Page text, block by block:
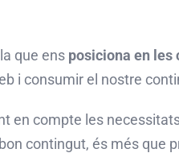
que ens posiciona en les
i consumir el nostre
en compte les
contingut, és més que